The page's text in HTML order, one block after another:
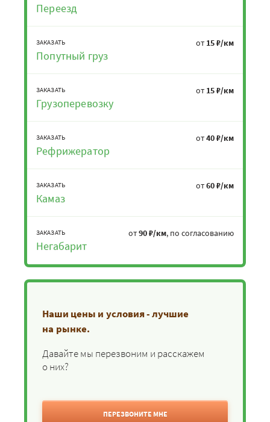
Переезд
ЗАКАЗАТЬ
Попутный груз
от 15 ₽/км
ЗАКАЗАТЬ
Грузоперевозку
от 15 ₽/км
ЗАКАЗАТЬ
Рефрижератор
от40 ₽/км
ЗАКАЗАТЬ
Камаз
от60 ₽/км
ЗАКАЗАТЬ
Негабарит
от90 ₽/км, по согласованию
Наши цены и условия - лучшие
на рынке.
Давайте мы перезвоним и расскажем
о них?
ПЕРЕЗВОНИТЕ МНЕ